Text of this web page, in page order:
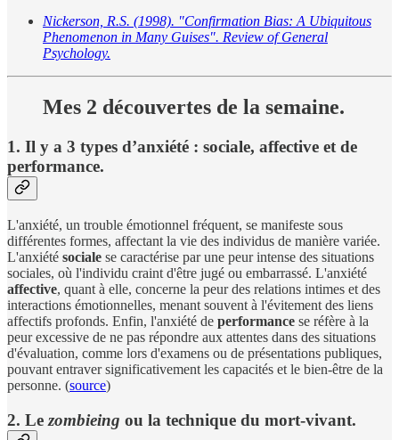
Nickerson, R.S. (1998). "Confirmation Bias: A Ubiquitous
Phenomenon in Many Guises". Review of General
Psychology.
Mes 2 découvertes de la semaine.
1. Il y a 3 types d’anxiété : sociale, affective et de
performance.
L'anxiété, un trouble émotionnel fréquent, se manifeste sous
différentes formes, affectant la vie des individus de manière variée.
L'anxiété sociale se caractérise par une peur intense des situations
sociales, où l'individu craint d'être jugé ou embarrassé. L'anxiété
affective, quant à elle, concerne la peur des relations intimes et des
interactions émotionnelles, menant souvent à l'évitement des liens
affectifs profonds. Enfin, l'anxiété de performance se réfère à la
peur excessive de ne pas répondre aux attentes dans des situations
d'évaluation, comme lors d'examens ou de présentations publiques,
pouvant entraver significativement les capacités et le bien-être de la
personne. (source)
2. Le zombieing ou la technique du mort-vivant.